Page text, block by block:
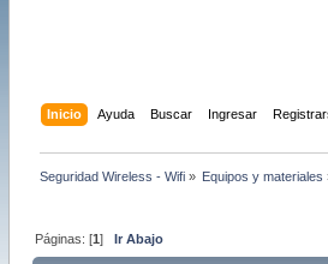
Inicio Ayuda Buscar Ingresar
Seguridad Wireless - Wifi» Equipos y materiales
Páginas: [1] Ir Abajo